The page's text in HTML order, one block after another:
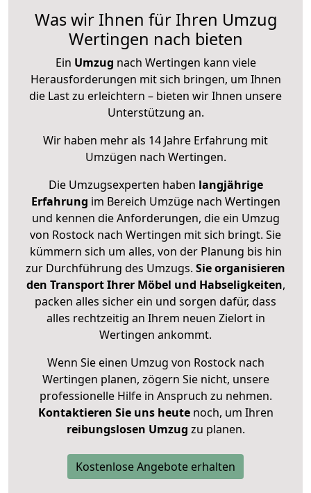
Was wir Ihnen für Ihren Umzug
Wertingen nach bieten
Ein Umzug nach Wertingen kann viele
Herausforderungen mit sich bringen, um Ihnen
die Last zu erleichtern – bieten wir Ihnen unsere
Unterstützung an.
Wir haben mehr als 14 Jahre Erfahrung mit
Umzügen nach Wertingen.
Die Umzugsexperten haben langjährige
Erfahrung im Bereich Umzüge nach Wertingen
und kennen die Anforderungen, die ein Umzug
von Rostock nach Wertingen mit sich bringt. Sie
kümmern sich um alles, von der Planung bis hin
zur Durchführung des Umzugs. Sie organisieren
den Transport Ihrer Möbel und Habseligkeiten,
packen alles sicher ein und sorgen dafür, dass
alles rechtzeitig an Ihrem neuen Zielort in
Wertingen ankommt.
Wenn Sie einen Umzug von Rostock nach
Wertingen planen, zögern Sie nicht, unsere
professionelle Hilfe in Anspruch zu nehmen.
Kontaktieren Sie uns heutenoch, um Ihren
reibungslosen Umzug zu planen.
Kostenlose Angebote erhalten